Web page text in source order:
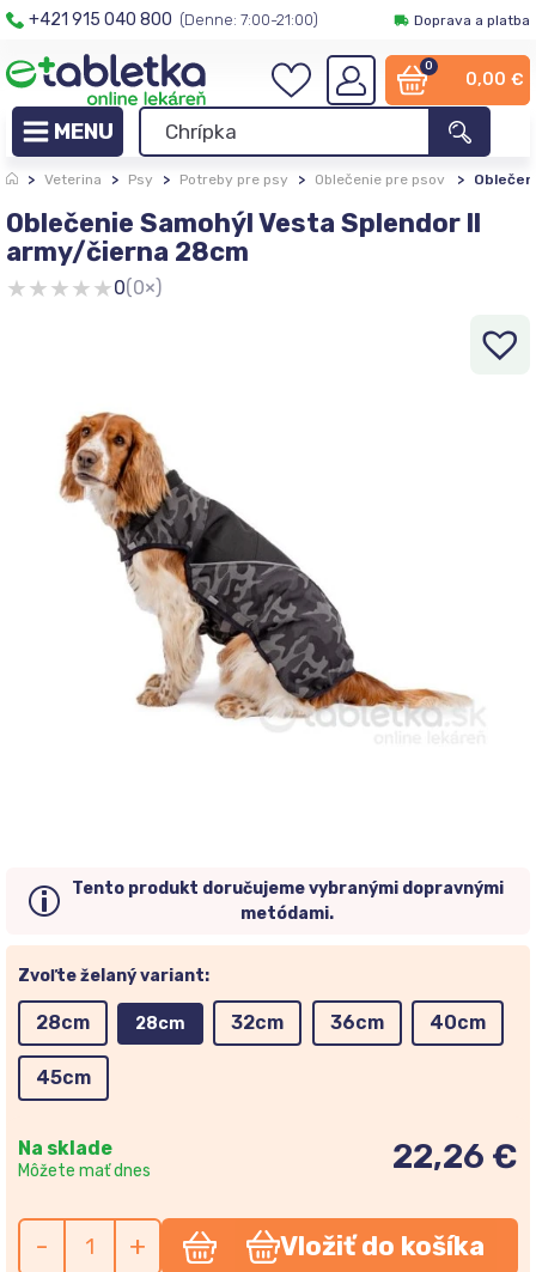
+421 915 040 800 (Denne: 7:00-21:00) Doprava a platba
0
0,00 €
> Veterina > Psy > Potreby pre psy > Oblečenie pre psov >
Oblečenie Samohýl Vesta Splendor ll
army/čierna 28cm
★★★★★0(0×)
Tento produkt doručujeme vybranými dopravnými
metódami.
Zvoľte želaný variant:
28cm 28cm 32cm 36cm 40cm
45cm
Na sklade
Môžete mať dnes 22,26 €
- + Vložiť do košíka